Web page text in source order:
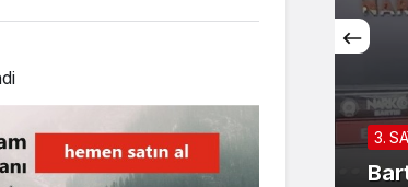
3. SAYFA
Bartın narkotikten şafak